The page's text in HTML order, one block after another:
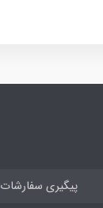
پیگیری سفارشات